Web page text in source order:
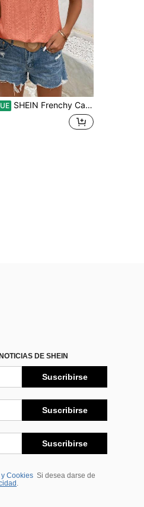
SHEIN Frenchy Camiseta de manga corta con cuello redondo y diseño hueco para mujer, top de verano de vacaciones de color coral rosa elegante
DE SHEIN
Suscribirse
Suscribirse
Suscribirse
Cookies Si desea darse de
.